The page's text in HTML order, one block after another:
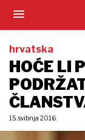
hrvatska
HOĆE LI
15. svibnja 2016.